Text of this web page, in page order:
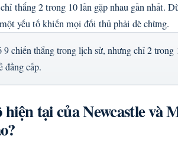
thắng 2 trong 10 lần gặp nhau gần nhất.
yếu tố khiến mọi đối thủ phải dè chừng.
9 chiến thắng trong lịch sử, nhưng chỉ 2 trong
đẳng cấp.
hiện tại của Newcastle